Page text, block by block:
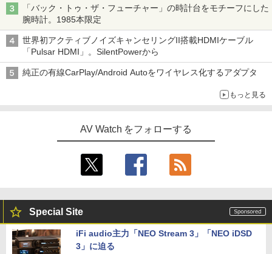
「バック・トゥ・ザ・フューチャー」の時計台をモチーフにした
腕時計。1985本限定
世界初アクティブノイズキャンセリングII搭載HDMIケーブル
「Pulsar HDMI」。SilentPowerから
純正の有線CarPlay/Android Autoをワイヤレス化するアダプタ
もっと見る
AV Watch をフォローする
Special Site
iFi audio主力「NEO Stream 3」「NEO iDSD
3」に迫る